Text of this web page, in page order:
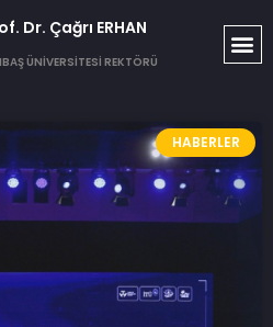
Dr. Çağrı ERHAN​
ÜNİVERSİTESİ REKTÖRÜ
HABERLER